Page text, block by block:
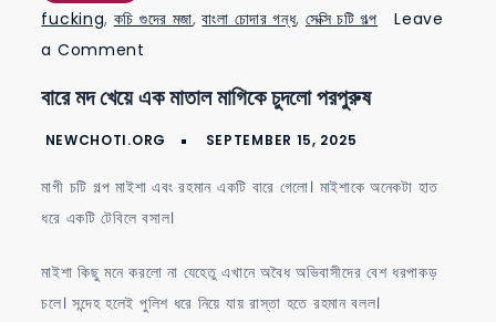
fucking, কচি গুদের মজা,বাংলা চোদার গন্ধ, সেক্সি চটি গল্প
Leave
a Comment
মদ
খেয়ে
চুদলো
পরপুরুষ
বারে মদ খেয়ে এক মাতাল মাগিকে চুদলো পরপুরুষ
মাগী চটি গল্প মাইশা এবং রহমান একটি বারে গেলো। মাইশাকে অনেকটা হাত
ধরে একটি টেবিলে বসাল।
মাইশা কিছু মনে করলো না যেহেতু এখানে অবৈধ অভিবাসীদের বেশ ধরপাকড়
চলে। সন্দেহ হলেই পুলিশ ধরে নিয়ে যায় রাস্তা হতে রহমান বলল।